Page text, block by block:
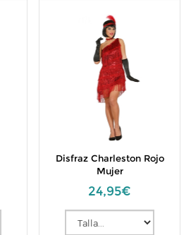
Disfraz Charleston Rojo
Mujer
24,95€